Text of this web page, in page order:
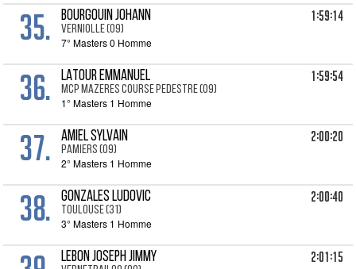
35. BOURGOUIN Johann
VERNIOLLE (09)
7° Masters 0 Homme
1:59:14
36. LATOUR Emmanuel
MCP MAZERES COURSE PEDESTRE (09)
1° Masters 1 Homme
1:59:54
37. AMIEL Sylvain
PAMIERS (09)
2° Masters 1 Homme
2:00:20
38. GONZALES Ludovic
TOULOUSE (31)
3° Masters 1 Homme
2:00:40
LEBON Joseph Jimmy 2:01:15